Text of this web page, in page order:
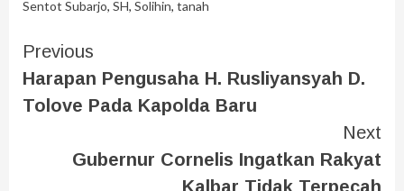
Sentot Subarjo, SH, Solihin, tanah
Previous
Harapan Pengusaha H. Rusliyansyah D.
Tolove Pada Kapolda Baru
Next
Gubernur Cornelis Ingatkan Rakyat
Kalbar Tidak Terpecah